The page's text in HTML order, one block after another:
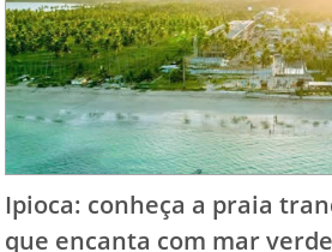
Ipioca: conheça a praia
que encanta com mar